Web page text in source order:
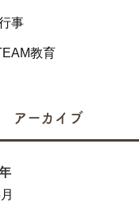
事
教育
アーカイブ